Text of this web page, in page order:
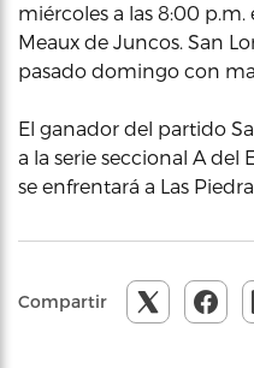
miércoles a las 8:00 p.m.
Meaux de Juncos. San
pasado domingo con
El ganador del partido
a la serie seccional A del
se enfrentará a Las
Compartir